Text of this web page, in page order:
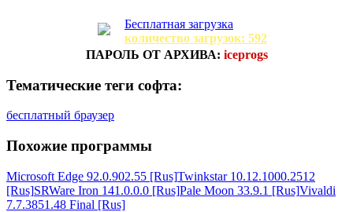
Бесплатная загрузка
количество загрузок: 592
ПАРОЛЬ ОТ АРХИВА: iceprogs
Тематические теги софта:
бесплатный браузер
Похожие программы
Microsoft Edge 92.0.902.55 [Rus]Twinkstar 10.12.1000.2512
[Rus]SRWare Iron 141.0.0.0 [Rus]Pale Moon 33.9.1 [Rus]Vivaldi
7.7.3851.48 Final [Rus]